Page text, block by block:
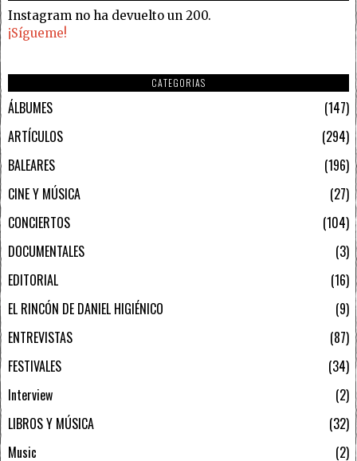
Instagram no ha devuelto un 200.
¡Sígueme!
CATEGORIAS
ÁLBUMES
147
ARTÍCULOS
294
BALEARES
196
CINE Y MÚSICA
27
CONCIERTOS
104
DOCUMENTALES
3
EDITORIAL
16
EL RINCÓN DE DANIEL HIGIÉNICO
9
ENTREVISTAS
87
FESTIVALES
34
Interview
2
LIBROS Y MÚSICA
32
Music
2